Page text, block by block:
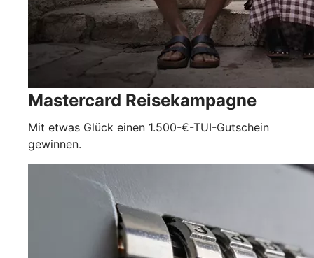
Mastercard Reisekampagne
Mit etwas Glück einen 1.500-€-TUI-Gutschein
gewinnen.